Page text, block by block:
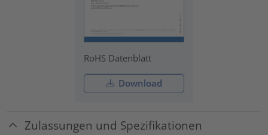
RoHS Datenblatt
Download
Zulassungen und Spezifikationen